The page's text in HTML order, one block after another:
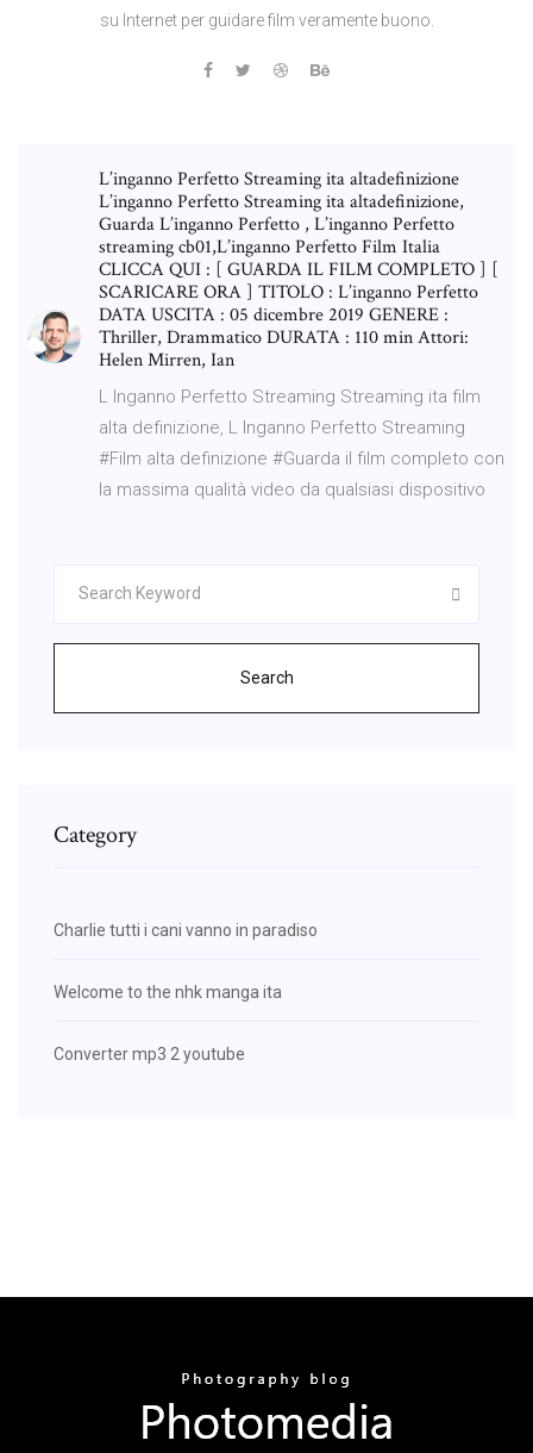
su Internet per guidare film veramente buono.
L’inganno Perfetto Streaming ita altadefinizione
L’inganno Perfetto Streaming ita altadefinizione,
Guarda L’inganno Perfetto , L’inganno Perfetto
streaming cb01,L’inganno Perfetto Film Italia
CLICCA QUI : [ GUARDA IL FILM COMPLETO ] [
SCARICARE ORA ] TITOLO : L’inganno Perfetto
DATA USCITA : 05 dicembre 2019 GENERE :
Thriller, Drammatico DURATA : 110 min Attori:
Helen Mirren, Ian
L Inganno Perfetto Streaming Streaming ita film
alta definizione, L Inganno Perfetto Streaming
#Film alta definizione #Guarda il film completo con
la massima qualità video da qualsiasi dispositivo
Search
Category
Charlie tutti i cani vanno in paradiso
Welcome to the nhk manga ita
Converter mp3 2 youtube